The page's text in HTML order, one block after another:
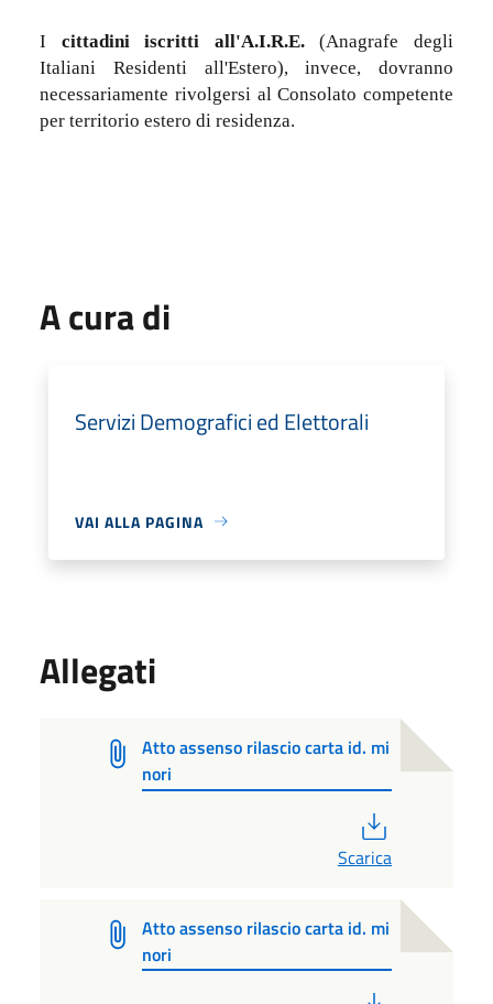
I cittadini iscritti all'A.I.R.E.(Anagrafe degli
Italiani Residenti all'Estero), invece, dovranno
necessariamente rivolgersi al Consolato competente
per territorio estero di residenza.
A cura di
Servizi Demografici ed Elettorali
VAI ALLA PAGINA
Allegati
Atto assenso rilascio carta id. mi
nori
Scarica
Atto assenso rilascio carta id. mi
nori